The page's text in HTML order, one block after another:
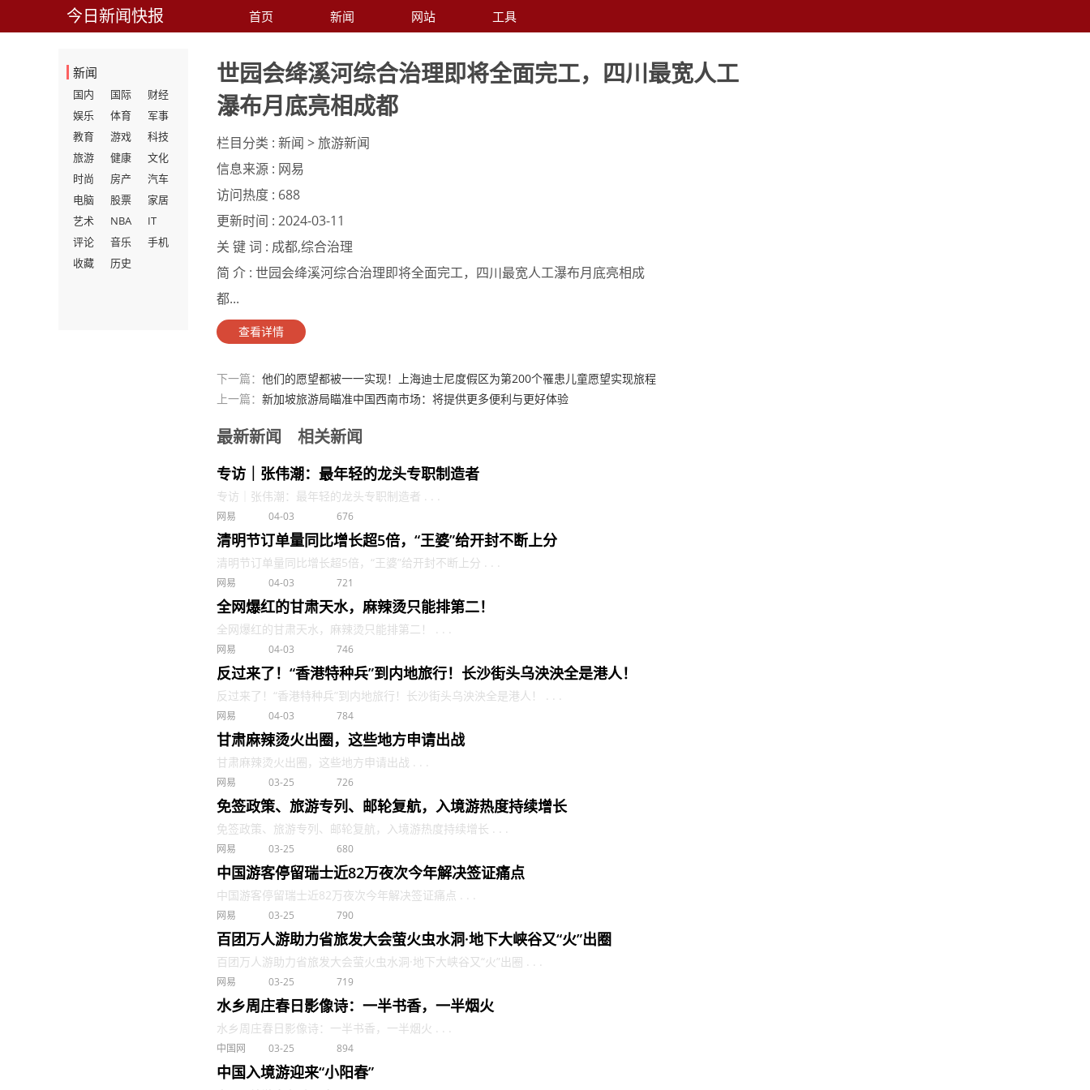
今日新闻快报 首页 新闻 网站 工具
新闻
国内 国际
财经
娱乐
体育
军事
教育
游戏
科技
旅游
健康
文化
时尚
房产
汽车
电脑
股票
家居
艺术
NBA
IT
评论
音乐
手机
收藏
历史
世园会绛溪河综合治理即将全面完工，四川最宽人工
瀑布月底亮相成都
栏目分类 : 新闻 > 旅游新闻
信息来源 : 网易
访问热度 : 688
更新时间 : 2024-03-11
关 键 词 : 成都,综合治理
简 介 : 世园会绛溪河综合治理即将全面完工，四川最宽人工瀑布月底亮相成
都...
查看详情
下一篇： 他们的愿望都被一一实现！上海迪士尼度假区为第200个罹患儿童愿望实现旅程
上一篇： 新加坡旅游局瞄准中国西南市场：将提供更多便利与更好体验
最新新闻 相关新闻
专访｜张伟潮：最年轻的龙头专职制造者
专访｜张伟潮：最年轻的龙头专职制造者 . . .
网易 04-03 676
清明节订单量同比增长超5倍，“王婆”给开封不断上分
清明节订单量同比增长超5倍，“王婆”给开封不断上分 . . .
网易 04-03 721
全网爆红的甘肃天水，麻辣烫只能排第二！
全网爆红的甘肃天水，麻辣烫只能排第二！ . . .
网易 04-03 746
反过来了！“香港特种兵”到内地旅行！长沙街头乌泱泱全是港人！
反过来了！“香港特种兵”到内地旅行！长沙街头乌泱泱全是港人！ . . .
网易 04-03 784
甘肃麻辣烫火出圈，这些地方申请出战
甘肃麻辣烫火出圈，这些地方申请出战 . . .
网易 03-25 726
免签政策、旅游专列、邮轮复航，入境游热度持续增长
免签政策、旅游专列、邮轮复航，入境游热度持续增长 . . .
网易 03-25 680
中国游客停留瑞士近82万夜次今年解决签证痛点
中国游客停留瑞士近82万夜次今年解决签证痛点 . . .
网易 03-25 790
百团万人游助力省旅发大会萤火虫水洞·地下大峡谷又“火”出圈
百团万人游助力省旅发大会萤火虫水洞·地下大峡谷又“火”出圈 . . .
网易 03-25 719
水乡周庄春日影像诗：一半书香，一半烟火
水乡周庄春日影像诗：一半书香，一半烟火 . . .
中国网 03-25 894
中国入境游迎来“小阳春”